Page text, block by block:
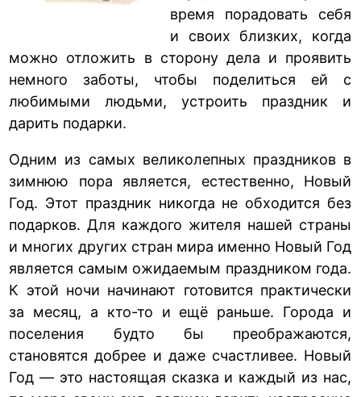
время порадовать себя
и своих близких, когда
можно отложить в сторону дела и проявить
немного заботы, чтобы поделиться ей с
любимыми людьми, устроить праздник и
дарить подарки.
Одним из самых великолепных праздников в
зимнюю пора является, естественно, Новый
Год. Этот праздник никогда не обходится без
подарков. Для каждого жителя нашей страны
и многих других стран мира именно Новый Год
является самым ожидаемым праздником года.
К этой ночи начинают готовится практически
за месяц, а кто-то и ещё раньше. Города и
поселения будто бы преображаются,
становятся добрее и даже счастливее. Новый
Год — это настоящая сказка и каждый из нас,